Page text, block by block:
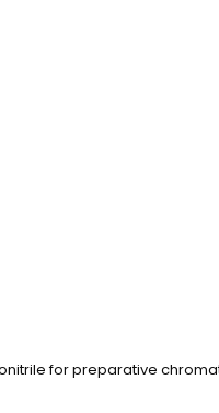
for preparative